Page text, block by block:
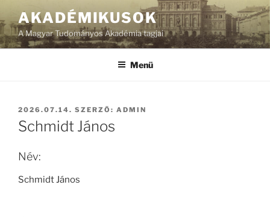
AKADÉMIKUSOK
A Magyar Tudományos Akadémia tagjai
Menü
BEKÜLDVE:
2026.07.14. SZERZŐ: ADMIN
Schmidt János
Név:
Schmidt János